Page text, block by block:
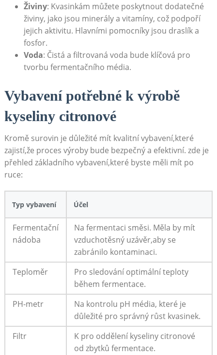
Živiny: Kvasinkám můžete poskytnout dodatečné
živiny, jako jsou minerály a vitamíny, což podpoří
jejich aktivitu. Hlavními pomocníky jsou draslík a
fosfor.
Voda: Čistá a filtrovaná voda bude klíčová pro
tvorbu fermentačního média.
Vybavení potřebné k výrobě
kyseliny citronové
Kromě surovin je důležité mít kvalitní vybavení,které
zajistí,že proces výroby bude bezpečný a efektivní. zde je
přehled základního vybavení,které byste měli mít po
ruce:
Typ vybavení Účel
Fermentační
nádoba
Na fermentaci směsi. Měla by mít
vzduchotěsný uzávěr,aby se
zabránilo kontaminaci.
Teploměr
Pro sledování optimální teploty
během fermentace.
PH-metr
Na kontrolu pH média, které je
důležité pro správný růst kvasinek.
Filtr
K pro oddělení kyseliny citronové
od zbytků fermentace.